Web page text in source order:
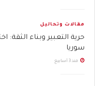
مقالات وتحاليل
حرية التعبير وبناء الثقة:
سوريا
منذ 3 أسابيع